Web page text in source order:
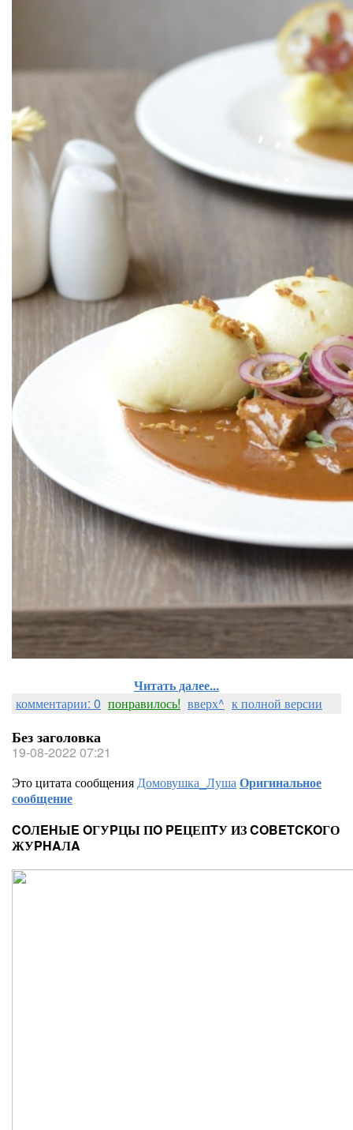
Читать далее...
комментарии: 0 понравилось! вверх^ к полной версии
Без заголовка
19-08-2022 07:21
Это цитата сообщенияДомовушка_ЛушаОригинальное
сообщение
COЛEHЫE OГУPЦЫ ПO PEЦЕПTУ ИЗ COBETCKOГО
ЖУPHAЛA